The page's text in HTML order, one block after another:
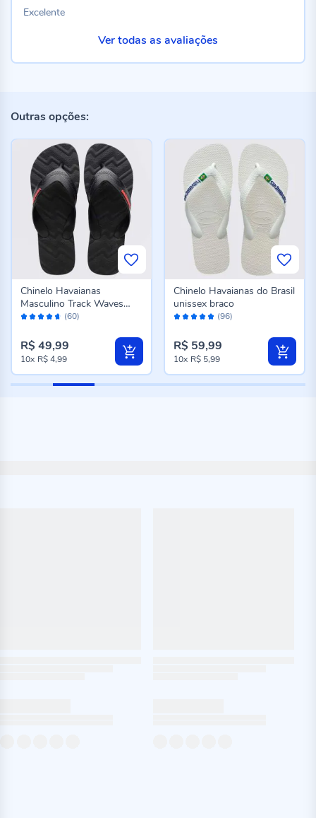
Excelente
Ver todas as avaliações
Outras opções:
Avaliação: (60)
Chinelo Havaianas
Masculino Track Waves
Preto
R$ 49,99
10x R$ 4,99
Avaliação: (96)
Chinelo Havaianas do Brasil
unissex braco
R$ 59,99
10x R$ 5,99